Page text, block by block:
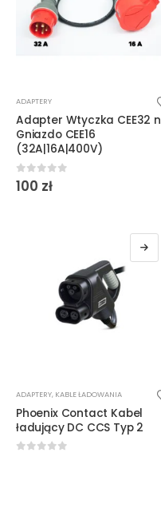
ADAPTERY
Adapter Wtyczka CEE32
Gniazdo CEE16
(32A|16A|400V)
0out of 5
100 zł
produkt
ma
wiele
ADAPTERY, KABLE ŁADOWANIA
Phoenix Contact Kabel
ładujący DC CCS Typ 2